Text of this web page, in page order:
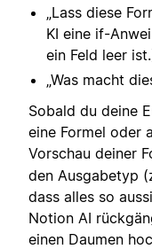
„Lass diese
KI eine if-
ein Feld leer
„Was macht
Sobald du deine
eine Formel oder
Vorschau deiner
den Ausgabetyp
dass alles so
Notion AI
einen Daumen